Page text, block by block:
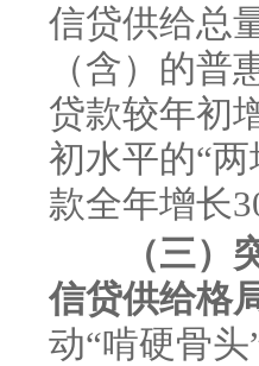
信贷供给总
（含）的
贷款较年初
初水平的“
款全年增长
（三
信贷供给格
动“啃硬骨